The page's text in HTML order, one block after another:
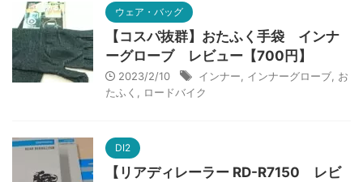
ウェア・バッグ
【コスパ抜群】おたふく手袋 インナ
ーグローブ レビュー【700円】
2023/2/10 インナー インナーグローブ お
たふく
ロードバイク
DI2
【リアディレーラー RD-R7150 レビ